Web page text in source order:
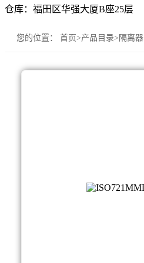
仓库：福田区华强大厦B座25层
您的位置： 首页>产品目录> 隔离器